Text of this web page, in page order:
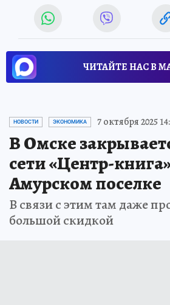
ЧИТАЙТЕ НАС В
НОВОСТИ ЭКОНОМИКА 7 октября 2025
В Омске
сети «Центр-
Амурском поселке
В связи с этим там даже
большой скидкой